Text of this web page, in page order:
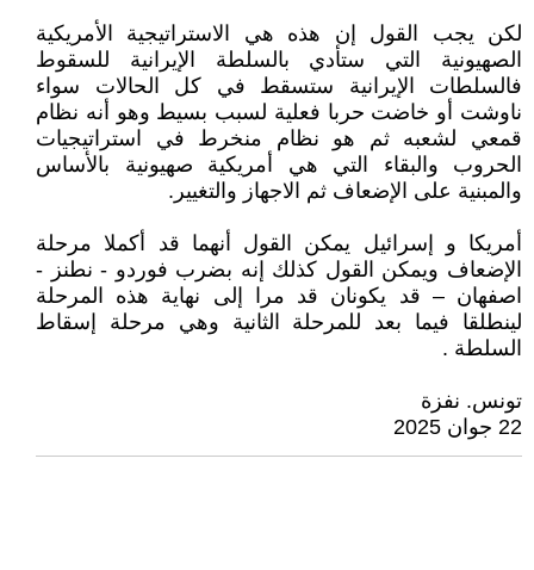
لكن يجب القول إن هذه هي الاستراتيجية الأمريكية
الصهيونية التي ستأدي بالسلطة الإيرانية للسقوط
فالسلطات الإيرانية ستسقط في كل الحالات سواء
ناوشت أو خاضت حربا فعلية لسبب بسيط وهو أنه نظام
قمعي لشعبه ثم هو نظام منخرط في استراتيجيات
الحروب والبقاء التي هي أمريكية صهيونية بالأساس
والمبنية على الإضعاف ثم الاجهاز والتغيير.
أمريكا و إسرائيل يمكن القول أنهما قد أكملا مرحلة
الإضعاف ويمكن القول كذلك إنه بضرب فوردو - نطنز -
اصفهان – قد يكونان قد مرا إلى نهاية هذه المرحلة
لينطلقا فيما بعد للمرحلة الثانية وهي مرحلة إسقاط
السلطة .
تونس. نفزة
22 جوان 2025